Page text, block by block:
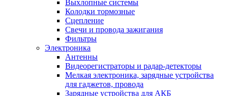
Выхлопные системы
Колодки тормозные
Сцепление
Свечи и провода зажигания
Фильтры
Электроника
Антенны
Видеорегистраторы и радар-детекторы
Мелкая электроника, зарядные устройства
для гаджетов, провода
Зарядные устройства для АКБ